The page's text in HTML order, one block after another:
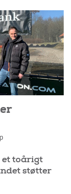
et toårigt
støtter